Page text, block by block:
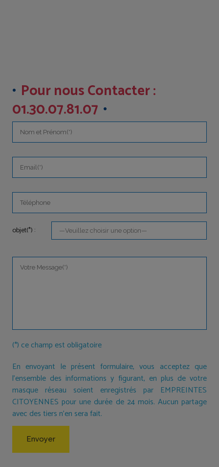
Pour nous Contacter :
01.30.07.81.07
objet(*) :
(*) ce champ est obligatoire
En envoyant le présent formulaire, vous acceptez que
l'ensemble des informations y figurant, en plus de votre
masque réseau soient enregistrés par EMPREINTES
CITOYENNES pour une durée de 24 mois. Aucun partage
avec des tiers n'en sera fait.